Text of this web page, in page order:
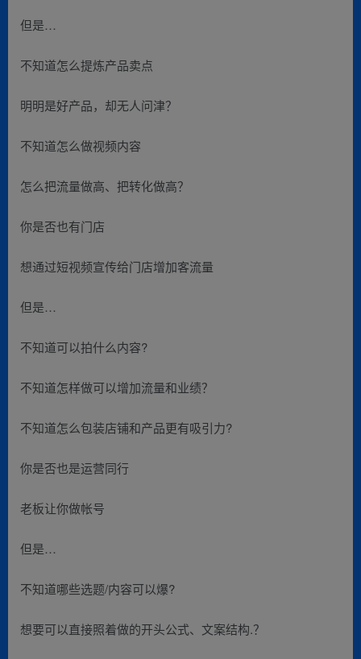
但是…
不知道怎么提炼产品卖点
明明是好产品，却无人问津？
不知道怎么做视频内容
怎么把流量做高、把转化做高？
你是否也有门店
想通过短视频宣传给门店增加客流量
但是…
不知道可以拍什么内容?
不知道怎样做可以增加流量和业绩？
不知道怎么包装店铺和产品更有吸引力?
你是否也是运营同行
老板让你做帐号
但是…
不知道哪些选题/内容可以爆?
想要可以直接照着做的开头公式、文案结构.？